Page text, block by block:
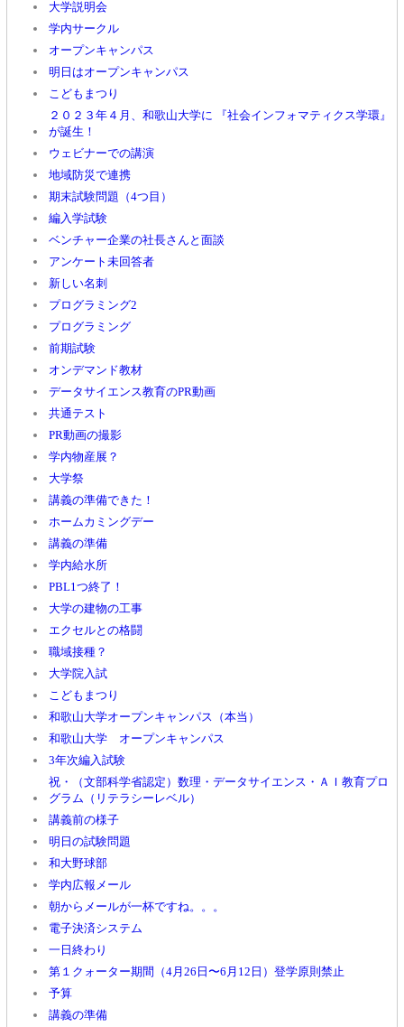
大学説明会
学内サークル
オープンキャンパス
明日はオープンキャンパス
こどもまつり
２０２３年４月、和歌山大学に 『社会インフォマティクス学環』
が誕生！
ウェビナーでの講演
地域防災で連携
期末試験問題（4つ目）
編入学試験
ベンチャー企業の社長さんと面談
アンケート未回答者
新しい名刺
プログラミング2
プログラミング
前期試験
オンデマンド教材
データサイエンス教育のPR動画
共通テスト
PR動画の撮影
学内物産展？
大学祭
講義の準備できた！
ホームカミングデー
講義の準備
学内給水所
PBL1つ終了！
大学の建物の工事
エクセルとの格闘
職域接種？
大学院入試
こどもまつり
和歌山大学オープンキャンパス（本当）
和歌山大学 オープンキャンパス
3年次編入試験
祝・（文部科学省認定）数理・データサイエンス・ＡＩ教育プロ
グラム（リテラシーレベル）
講義前の様子
明日の試験問題
和大野球部
学内広報メール
朝からメールが一杯ですね。。。
電子決済システム
一日終わり
第１クォーター期間（4月26日〜6月12日）登学原則禁止
予算
講義の準備